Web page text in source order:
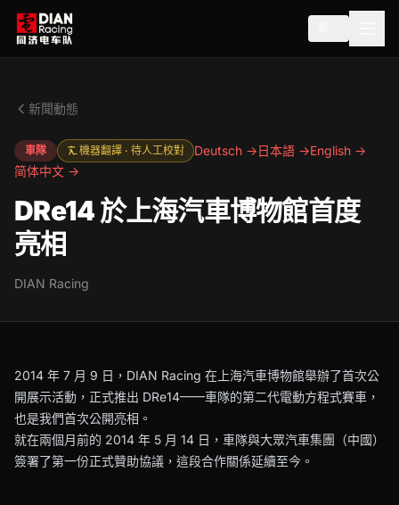
新聞動態
車隊 機器翻譯 · 待人工校對 Deutsch →日本語 →English →
简体中文 →
DRe14 於上海汽車博物館首度
亮相
DIAN Racing
2014 年 7 月 9 日，DIAN Racing 在上海汽車博物館舉辦了首次公
開展示活動，正式推出 DRe14——車隊的第二代電動方程式賽車，
也是我們首次公開亮相。
就在兩個月前的 2014 年 5 月 14 日，車隊與大眾汽車集團（中國）
簽署了第一份正式贊助協議，這段合作關係延續至今。